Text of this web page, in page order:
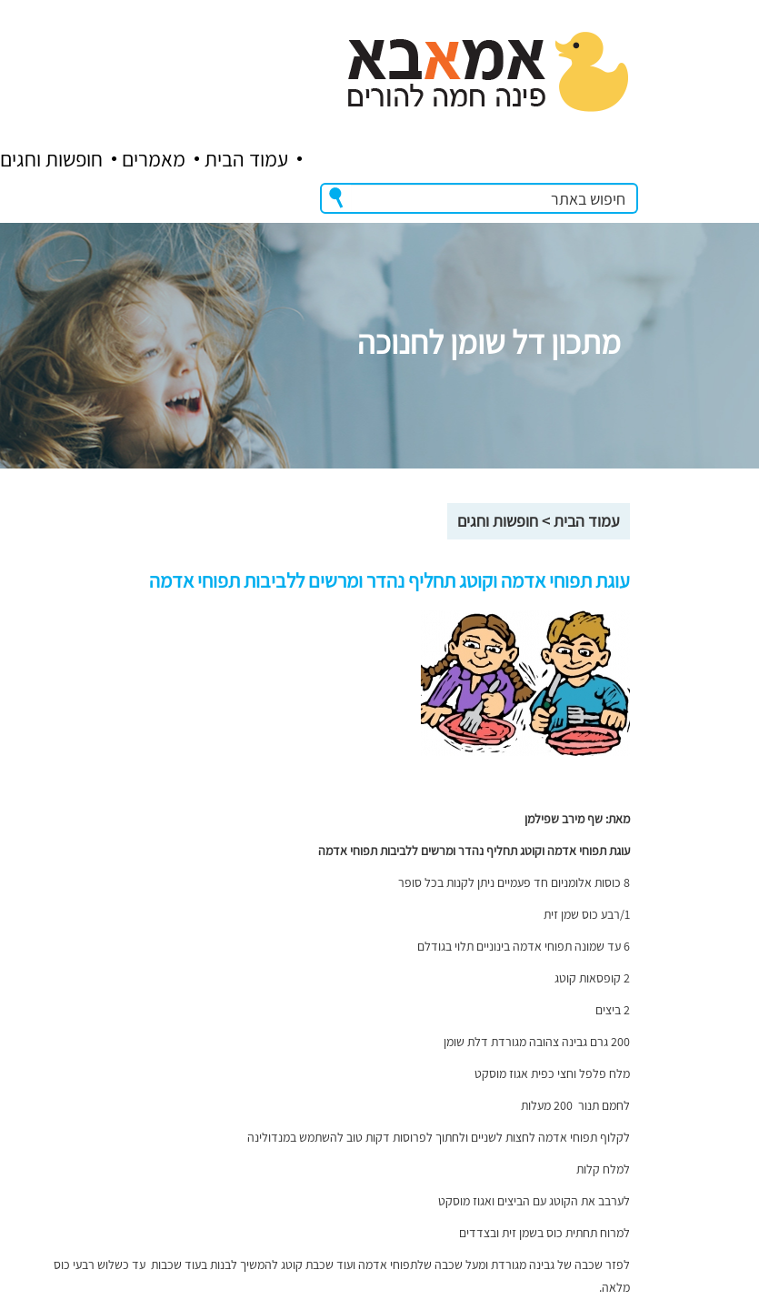
חופשות וחגים מאמרים עמוד הבית
מתכון דל שומן לחנוכה
עמוד הבית>חופשות וחגים
עוגת תפוחי אדמה וקוטג תחליף נהדר ומרשים ללביבות תפוחי אדמה
מאת: שף מירב שפילמן
עוגת תפוחי אדמה וקוטג תחליף נהדר ומרשים ללביבות תפוחי אדמה
8 כוסות אלומניום חד פעמיים ניתן לקנות בכל סופר
1/רבע כוס שמן זית
6 עד שמונה תפוחי אדמה בינוניים תלוי בגודלם
2 קופסאות קוטג
2 ביצים
200 גרם גבינה צהובה מגורדת דלת שומן
מלח פלפל וחצי כפית אגוז מוסקט
לחמם תנור 200 מעלות
לקלוף תפוחי אדמה לחצות לשניים ולחתוך לפרוסות דקות טוב להשתמש במנדולינה
למלח קלות
לערבב את הקוטג עם הביצים ואגוז מוסקט
למרוח תחתית כוס בשמן זית ובצדדים
לפזר שכבה של גבינה מגורדת ומעל שכבה שלתפוחי אדמה ועוד שכבת קוטג להמשיך לבנות בעוד שכבות עד כשלוש רבעי כוס
מלאה.